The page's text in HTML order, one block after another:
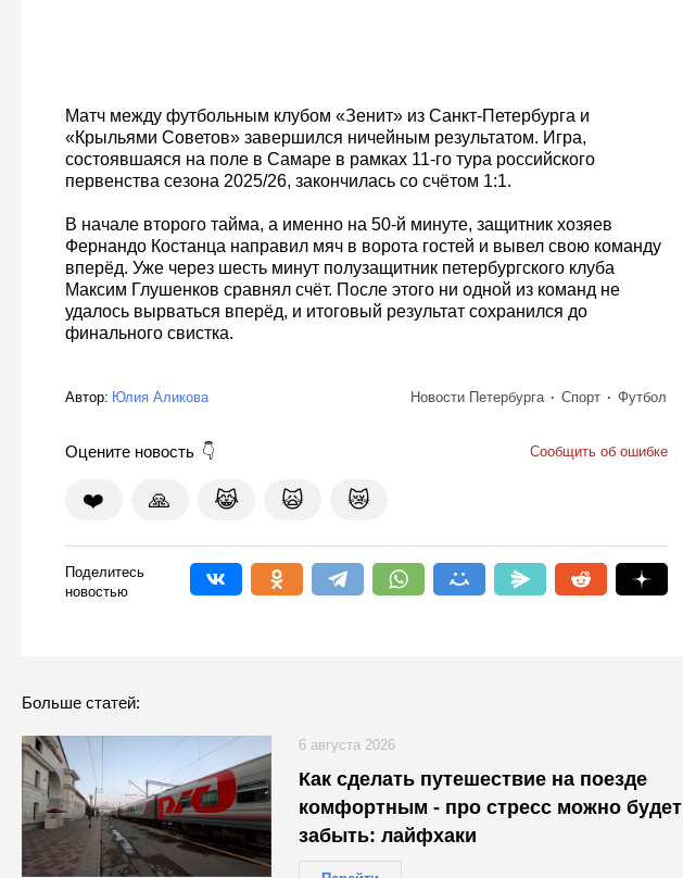
Матч между футбольным клубом «Зенит» из Санкт-Петербурга и
«Крыльями Советов» завершился ничейным результатом. Игра,
состоявшаяся на поле в Самаре в рамках 11-го тура российского
первенства сезона 2025/26, закончилась со счётом 1:1.
В начале второго тайма, а именно на 50-й минуте, защитник хозяев
Фернандо Костанца направил мяч в ворота гостей и вывел свою команду
вперёд. Уже через шесть минут полузащитник петербургского клуба
Максим Глушенков сравнял счёт. После этого ни одной из команд не
удалось вырваться вперёд, и итоговый результат сохранился до
финального свистка.
Автор: Юлия Аликова Новости Петербурга Спорт Футбол
Оцените новость Сообщить об ошибке
❤️ 🙏 😹 🙀 😿
Поделитесь
новостью
Больше статей:
Как сделать путешествие на поезде
комфортным - про стресс можно будет
забыть: лайфхаки
6 августа 2026